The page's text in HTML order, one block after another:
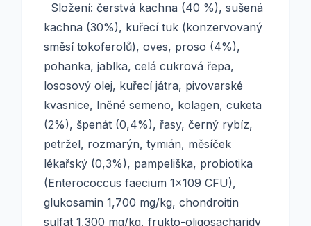
Složení: čerstvá kachna (40 %), sušená
kachna (30%), kuřecí tuk (konzervovaný
směsí tokoferolů), oves, proso (4%),
pohanka, jablka, celá cukrová řepa,
lososový olej, kuřecí játra, pivovarské
kvasnice, lněné semeno, kolagen, cuketa
(2%), špenát (0,4%), řasy, černý rybíz,
petržel, rozmarýn, tymián, měsíček
lékařský (0,3%), pampeliška, probiotika
(Enterococcus faecium 1x109 CFU),
glukosamin 1,700 mg/kg, chondroitin
sulfat 1,300 mg/kg, frukto-oligosacharidy